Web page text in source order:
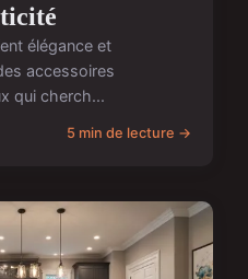
élégance et
accessoires
qui cherch...
5 min de lecture →